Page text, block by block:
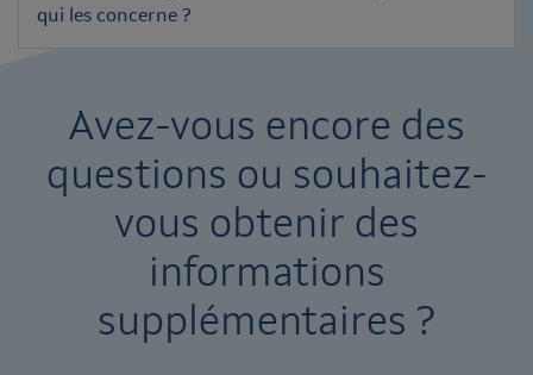
qui les concerne ?
Avez-vous encore des
questions ou souhaitez-
vous obtenir des
informations
supplémentaires ?